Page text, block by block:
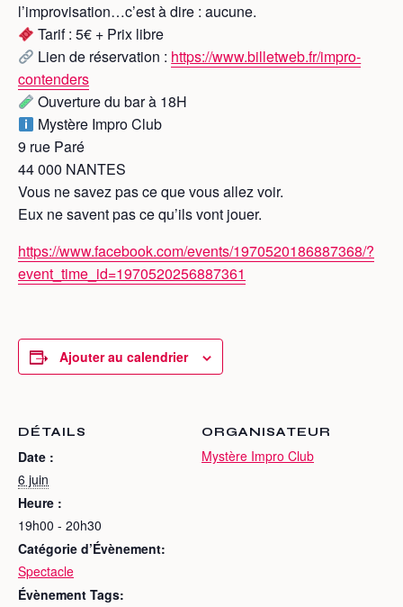
l’improvisation…c’est à dire : aucune.
Tarif : 5€ + Prix libre
Lien de réservation : https://www.billetweb.fr/impro-
contenders
Ouverture du bar à 18H
Mystère Impro Club
9 rue Paré
44 000 NANTES
Vous ne savez pas ce que vous allez voir.
Eux ne savent pas ce qu’ils vont jouer.
https://www.facebook.com/events/1970520186887368/?
event_time_id=1970520256887361
Ajouter au calendrier
DÉTAILS
Date :
6 juin
Heure :
19h00 - 20h30
Catégorie d’Évènement:
Spectacle
Évènement Tags:
ORGANISATEUR
Mystère Impro Club